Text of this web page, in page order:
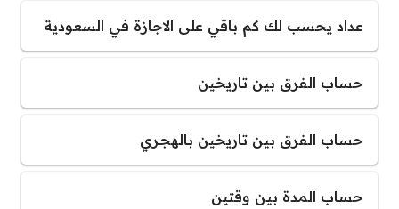
عداد يحسب لك كم باقي على الاجازة في السعودية
حساب الفرق بين تاريخين
حساب الفرق بين تاريخين بالهجري
حساب المدة بين وقتين